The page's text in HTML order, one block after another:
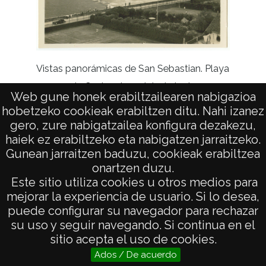
Web gune honek erabiltzailearen nabigazioa
hobetzeko cookieak erabiltzen ditu. Nahi izanez
gero, zure nabigatzailea konfigura dezakezu,
haiek ez erabiltzeko eta nabigatzen jarraitzeko.
Gunean jarraitzen baduzu, cookieak erabiltzea
onartzen duzu.
Este sitio utiliza cookies u otros medios para
mejorar la experiencia de usuario. Si lo desea,
puede configurar su navegador para rechazar
su uso y seguir navegando. Si continua en el
sitio acepta el uso de cookies.
Ados / De acuerdo
Vistas panorámicas de San Sebastian. Playa
de Ondarreta y club de tenis
AVISO LEGAL
POLÍTICA DE PRIVACIDAD
ACCESIBILIDAD
ATENCIÓN CIUDADANA